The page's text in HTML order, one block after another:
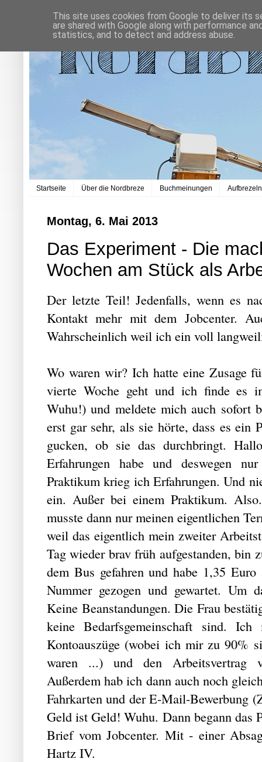
Startseite Über die Nordbreze Buchmeinungen
Montag, 6. Mai 2013
Das Experiment - Die
Wochen am Stück als
Der letzte Teil! Jedenfalls, wenn es
Kontakt mehr mit dem Jobcenter.
Wahrscheinlich weil ich ein voll
Wo waren wir? Ich hatte eine Zusage
vierte Woche geht und ich finde es
Wuhu!) und meldete mich auch sofort
erst gar sehr, als sie hörte, dass es ein
gucken, ob sie das durchbringt.
Erfahrungen habe und deswegen
Praktikum krieg ich Erfahrungen. Und
ein. Außer bei einem Praktikum.
musste dann nur meinen eigentlichen
weil das eigentlich mein zweiter
Tag wieder brav früh aufgestanden, bin
dem Bus gefahren und habe 1,35 Euro
Nummer gezogen und gewartet. Um
Keine Beanstandungen. Die Frau
keine Bedarfsgemeinschaft sind.
Kontoauszüge (wobei ich mir zu 90%
waren ...) und den Arbeitsvertrag
Außerdem hab ich dann auch noch
Fahrkarten und der E-Mail-Bewerbung
Geld ist Geld! Wuhu. Dann begann das
Brief vom Jobcenter. Mit - einer
Hartz IV.
This site uses cookies from Google to deliver its
are shared with Google along with performance
statistics, and to detect and address abuse.